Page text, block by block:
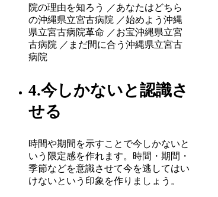
院の理由を知ろう ／あなたはどちら
の沖縄県立宮古病院 ／始めよう沖縄
県立宮古病院革命 ／お宝沖縄県立宮
古病院 ／まだ間に合う沖縄県立宮古
病院
4.今しかないと認識さ
せる
時間や期間を示すことで今しかないと
いう限定感を作れます。時間・期間・
季節などを意識させて今を逃してはい
けないという印象を作りましょう。